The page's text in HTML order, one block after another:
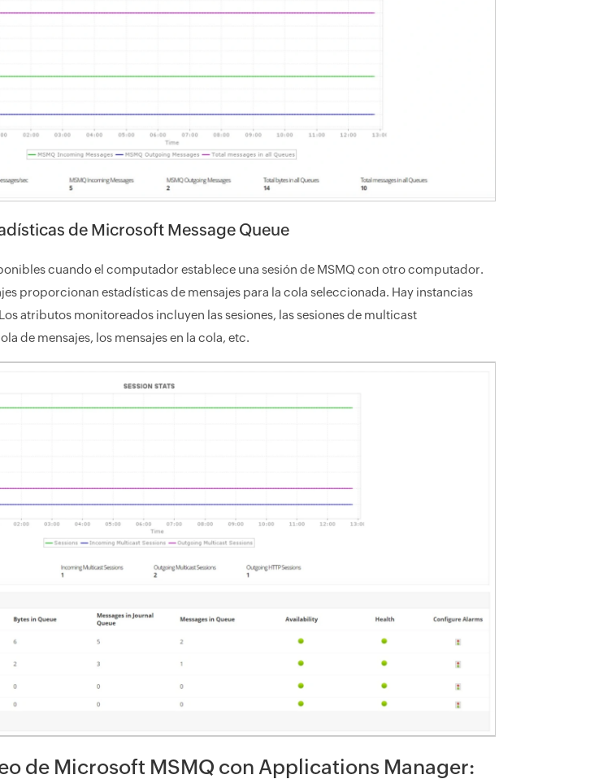
de Microsoft Message Queue
cuando el computador establece una sesión de MSMQ con otro computador.
proporcionan estadísticas de mensajes para la cola seleccionada. Hay instancias
atributos monitoreados incluyen las sesiones, las sesiones de multicast
de mensajes, los mensajes en la cola, etc.
de Microsoft MSMQ con Applications Manager: